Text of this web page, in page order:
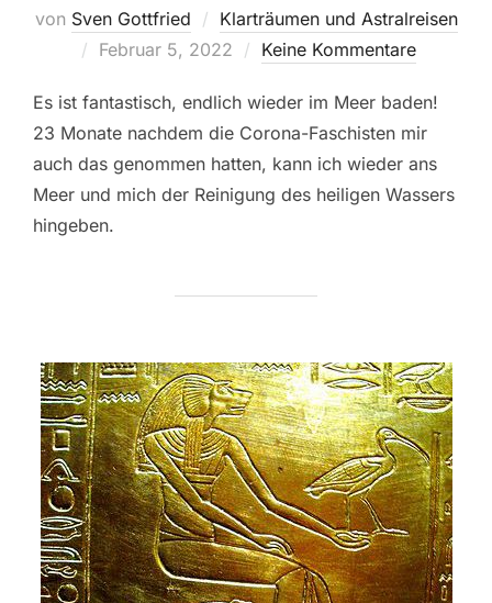
von Sven Gottfried
Klarträumen und Astralreisen
Veröffentlicht
Februar 5, 2022 Keine Kommentare
Es ist fantastisch, endlich wieder im Meer baden!
23 Monate nachdem die Corona-Faschisten mir
auch das genommen hatten, kann ich wieder ans
Meer und mich der Reinigung des heiligen Wassers
hingeben.